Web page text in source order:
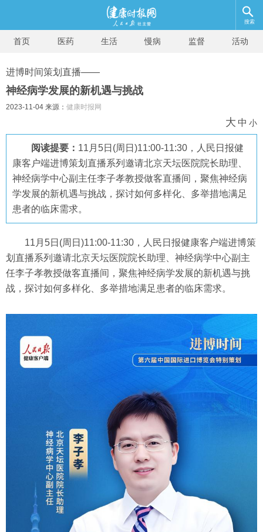
搜索
首页 医药 生活 慢病 监督 活动
进博时间策划直播——
神经病学发展的新机遇与挑战
2023-11-04 来源： 健康时报网
大 中 小
阅读提要： 11月5日(周日)11:00-11:30，人民日报健
康客户端进博策划直播系列邀请北京天坛医院院长助理、
神经病学中心副主任李子孝教授做客直播间，聚焦神经病
学发展的新机遇与挑战，探讨如何多样化、多举措地满足
患者的临床需求。
11月5日(周日)11:00-11:30，人民日报健康客户端进博策
划直播系列邀请北京天坛医院院长助理、神经病学中心副主
任李子孝教授做客直播间，聚焦神经病学发展的新机遇与挑
战，探讨如何多样化、多举措地满足患者的临床需求。